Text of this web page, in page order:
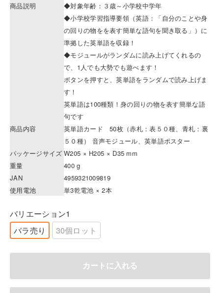
商品説明
◆対象年齢：３歳～小学校中学年
◆小学校学習指導要領（英語：「自分のことや身
の回りの物をを表す簡単な語句を聞き取る」）に
準拠した英単語を収録！
◆モジュールがランダムに読み上げてくれるの
で、1人でも大勢でも遊べます！
ボタンを押すと、英単語をランダムで読み上げま
す！
英単語は100種類！身の回りの物を表す簡単な語
句です
商品内容
英単語カード 50枚（赤札：表５０種、青札：裏
５０種） 音声モジュール、英単語ポスター
パッケージサイズ W205 × H205 × D35 mm
重量
400 g
JAN
4959321009819
使用電池
単3乾電池 × 2本
バリエーション1
バラ売り
30個ロット